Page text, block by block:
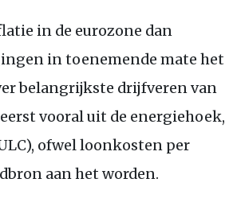
in de eurozone dan
in toenemende mate het
belangrijkste drijfveren van
vooral uit de energiehoek,
), ofwel loonkosten per
aan het worden.